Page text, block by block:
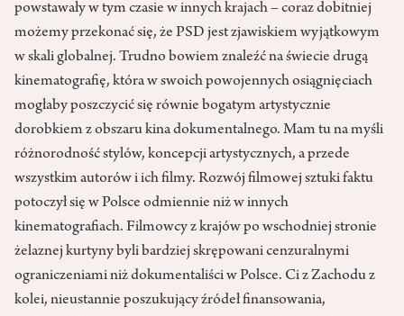
powstawały w tym czasie w innych krajach – coraz dobitniej
możemy przekonać się, że PSD jest zjawiskiem wyjątkowym
w skali globalnej. Trudno bowiem znaleźć na świecie drugą
kinematografię, która w swoich powojennych osiągnięciach
mogłaby poszczycić się równie bogatym artystycznie
dorobkiem z obszaru kina dokumentalnego. Mam tu na myśli
różnorodność stylów, koncepcji artystycznych, a przede
wszystkim autorów i ich filmy. Rozwój filmowej sztuki faktu
potoczył się w Polsce odmiennie niż w innych
kinematografiach. Filmowcy z krajów po wschodniej stronie
żelaznej kurtyny byli bardziej skrępowani cenzuralnymi
ograniczeniami niż dokumentaliści w Polsce. Ci z Zachodu z
kolei, nieustannie poszukujący źródeł finansowania,